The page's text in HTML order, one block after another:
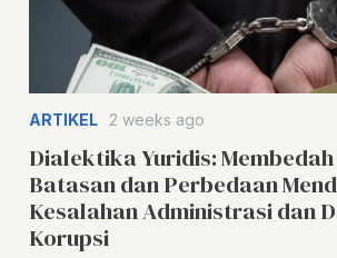
ARTIKEL 2 weeks ago
Dialektika Yuridis: Membedah
Batasan dan Perbedaan
Kesalahan Administrasi dan
Korupsi